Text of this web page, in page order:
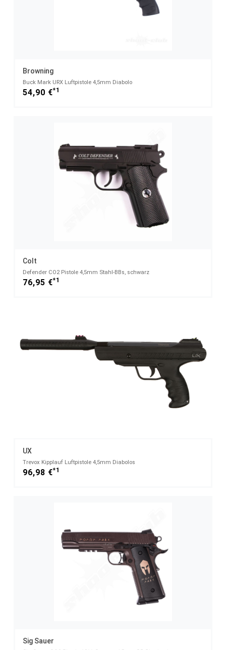
Browning
Buck Mark URX Luftpistole 4,5mm Diabolo
54,90 €*1
Colt
Defender CO2 Pistole 4,5mm Stahl-BBs, schwarz
76,95 €*1
UX
Trevox Kipplauf Luftpistole 4,5mm Diabolos
96,98 €*1
Sig Sauer